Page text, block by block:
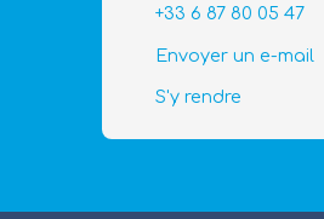
+33 6 87 80 05 47
Envoyer un e-mail
S'y rendre